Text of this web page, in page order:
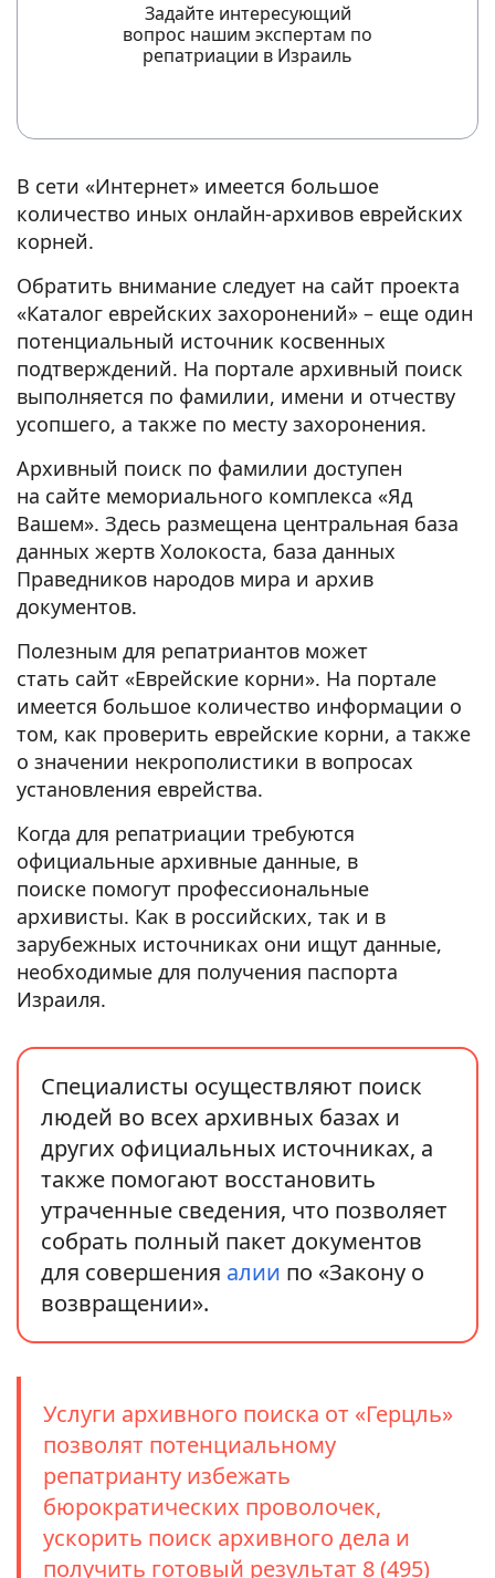
Задайте интересующий
вопрос нашим экспертам по
репатриации в Израиль
В сети «Интернет» имеется большое
количество иных онлайн-архивов еврейских
корней.
Обратить внимание следует на сайт проекта
«Каталог еврейских захоронений» – еще один
потенциальный источник косвенных
подтверждений. На портале архивный поиск
выполняется по фамилии, имени и отчеству
усопшего, а также по месту захоронения.
Архивный поиск по фамилии доступен
на сайте мемориального комплекса «Яд
Вашем». Здесь размещена центральная база
данных жертв Холокоста, база данных
Праведников народов мира и архив
документов.
Полезным для репатриантов может
стать сайт «Еврейские корни». На портале
имеется большое количество информации о
том, как проверить еврейские корни, а также
о значении некрополистики в вопросах
установления еврейства.
Когда для репатриации требуются
официальные архивные данные, в
поиске помогут профессиональные
архивисты. Как в российских, так и в
зарубежных источниках они ищут данные,
необходимые для получения паспорта
Израиля.
Специалисты осуществляют поиск
людей во всех архивных базах и
других официальных источниках, а
также помогают восстановить
утраченные сведения, что позволяет
собрать полный пакет документов
для совершения алии по «Закону о
возвращении».
Услуги архивного поиска от «Герцль»
позволят потенциальному
репатрианту избежать
бюрократических проволочек,
ускорить поиск архивного дела и
получить готовый результат 8 (495)